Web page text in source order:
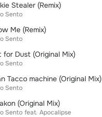
Stealer (Remix)
Sento
Me (Remix)
Sento
for Dust (Original Mix)
Sento
Tacco machine (Original Mix)
Sento
(Original Mix)
Sento feat. Apocalipse